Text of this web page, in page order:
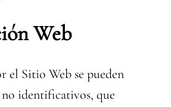
Web
el Sitio Web se pueden
identificativos, que